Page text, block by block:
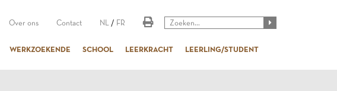
Over ons Contact NL / FR
WERKZOEKENDE SCHOOL LEERKRACHT LEERLING/STUDENT